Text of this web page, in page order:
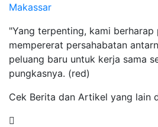
Makassar
"Yang terpenting, kami
mempererat persahabatan
peluang baru untuk kerja sama
pungkasnya. (red)
Cek Berita dan Artikel yang lain